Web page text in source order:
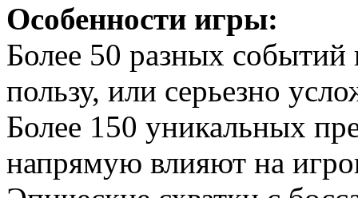
Особенности игры:
Более 50 разных
пользу, или серьезно
Более 150 уникальных
напрямую влияют на